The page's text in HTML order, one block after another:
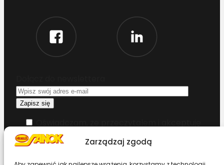
Zarządzaj zgodą
warunki korzystania z serwisu
Chcesz zostać dystrybutorem?